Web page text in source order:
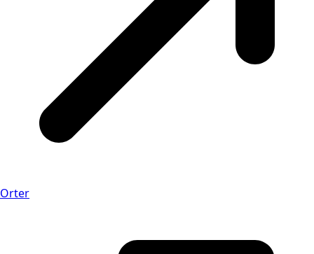
Orter